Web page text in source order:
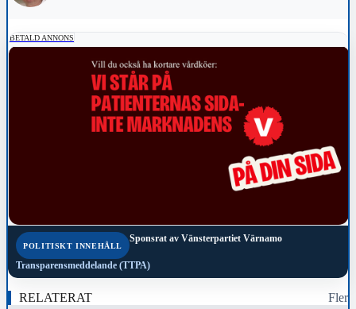
BETALD ANNONS
POLITISKT INNEHÅLL
Sponsrat av Vänsterpartiet Värnamo
Transparensmeddelande (TTPA)
RELATERAT Fler